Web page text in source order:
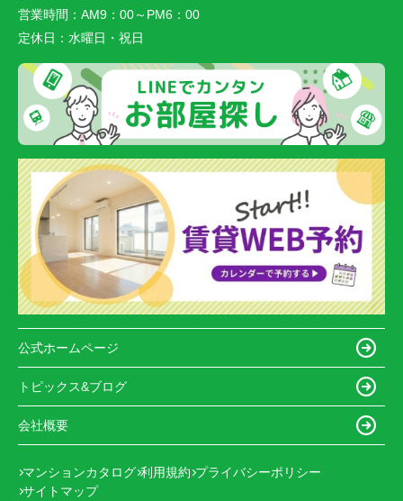
営業時間： AM9：00～PM6：00
定休日： 水曜日・祝日
公式ホームページ
トピックス&ブログ
会社概要
マンションカタログ 利用規約 プライバシーポリシー
サイトマップ